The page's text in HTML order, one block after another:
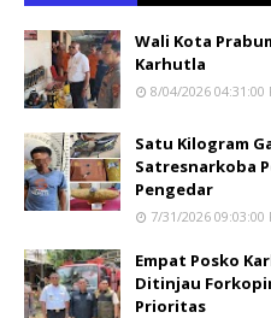
Wali Kota
Karhutla
8/04/2026 04:31:00
Satu Kilogram
Satresnarkoba
Pengedar
7/31/2026 09:03:00
Empat Posko
Ditinjau
Prioritas